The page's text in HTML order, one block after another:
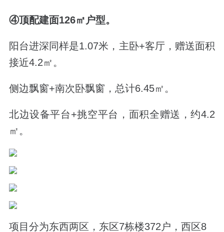
④顶配建面126㎡户型。
阳台进深同样是1.07米，主卧+客厅，赠送面积
接近4.2㎡。
侧边飘窗+南次卧飘窗，总计6.45㎡。
北边设备平台+挑空平台，面积全赠送，约4.2
㎡。
项目分为东西两区，东区7栋楼372户，西区8